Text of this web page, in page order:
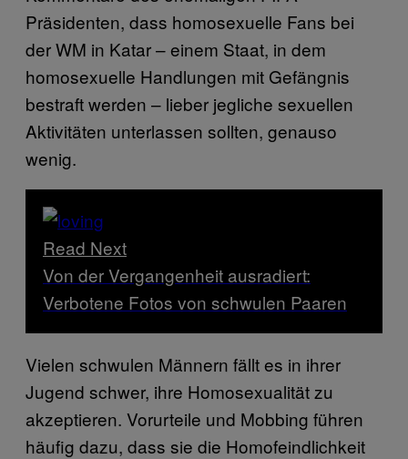
Präsidenten, dass homosexuelle Fans bei
der WM in Katar – einem Staat, in dem
homosexuelle Handlungen mit Gefängnis
bestraft werden – lieber jegliche sexuellen
Aktivitäten unterlassen sollten, genauso
wenig.
Read Next
Von der Vergangenheit ausradiert:
Verbotene Fotos von schwulen Paaren
Vielen schwulen Männern fällt es in ihrer
Jugend schwer, ihre Homosexualität zu
akzeptieren. Vorurteile und Mobbing führen
häufig dazu, dass sie die Homofeindlichkeit